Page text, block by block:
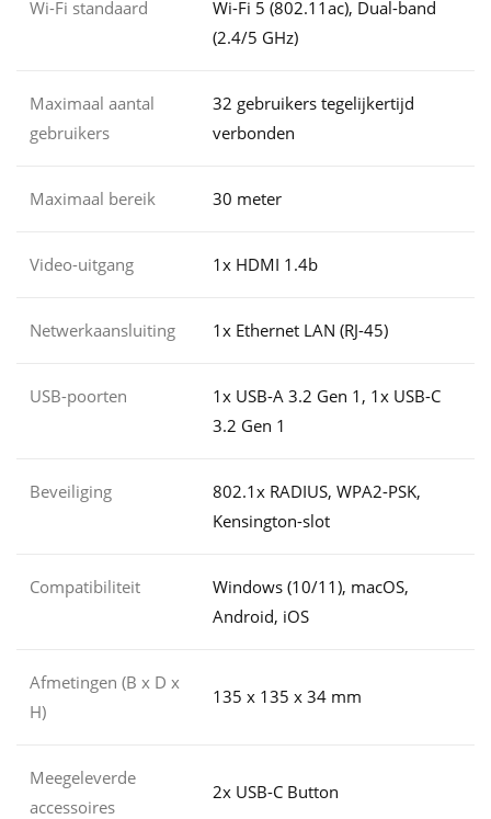
Wi-Fi standaard
Wi-Fi 5 (802.11ac), Dual-band
(2.4/5 GHz)
Maximaal aantal
gebruikers
32 gebruikers tegelijkertijd
verbonden
Maximaal bereik 30 meter
Video-uitgang 1x HDMI 1.4b
Netwerkaansluiting 1x Ethernet LAN (RJ-45)
USB-poorten
1x USB-A 3.2 Gen 1, 1x USB-C
3.2 Gen 1
Beveiliging
802.1x RADIUS, WPA2-PSK,
Kensington-slot
Compatibiliteit
Windows (10/11), macOS,
Android, iOS
Afmetingen (B x D x
H)
135 x 135 x 34 mm
Meegeleverde
accessoires
2x USB-C Button